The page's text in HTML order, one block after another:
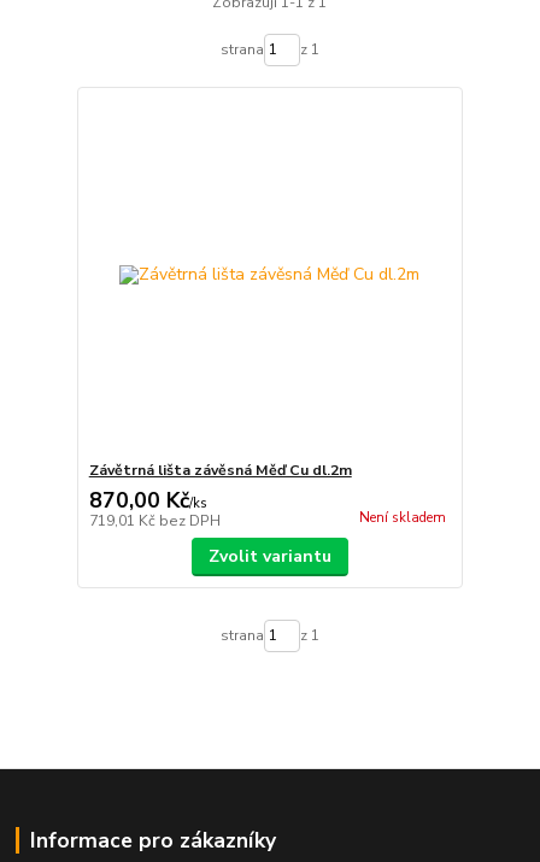
strana z 1
Závětrná lišta závěsná Měď Cu dl.2m
870,00 Kč/ks
719,01 Kč bez DPH Není skladem
Zvolit variantu
strana z 1
Informace pro zákazníky